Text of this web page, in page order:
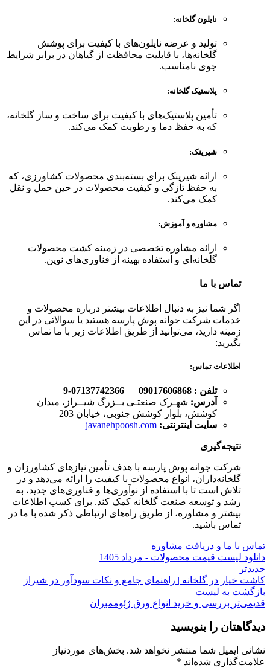
نایلون گلخانه:
تولید و عرضه نایلون‌های با کیفیت برای پوشش
گلخانه‌ها، با قابلیت محافظت از گیاهان در برابر شرایط
جوی نامناسب.
پلاستیک گلخانه:
تأمین پلاستیک‌های با کیفیت برای ساخت و ساز گلخانه،
که به حفظ دما و رطوبت کمک می‌کند.
شیرینک:
ارائه شیرینک برای بسته‌بندی محصولات کشاورزی، که
به حفظ تازگی و کیفیت محصولات در حین حمل و نقل
کمک می‌کند.
مشاوره و آموزش:
ارائه مشاوره تخصصی در زمینه کشت محصولات
گلخانه‌ای و استفاده بهینه از فناوری‌های نوین.
تماس با ما
اگر شما نیز به دنبال اطلاعات بیشتر درباره محصولات و
خدمات شرکت جوانه پوش پارسه هستید یا سوالاتی در این
زمینه دارید، می‌توانید از طریق اطلاعات زیر با ما تماس
بگیرید:
اطلاعات تماس:
تلفن :‌ 09017606868 07137742366-9
آدرس: شهـرک صنعتـی بــزرگ شیــراز، میدان
کوشش، بلوار کوشش جنوبی، خیابان 203
سایت اینترنتی:
javanehpoosh.com
نتیجه‌گیری
شرکت جوانه پوش پارسه با هدف تأمین نیازهای کشاورزان و
گلخانه‌داران، انواع محصولات با کیفیت را ارائه می‌دهد و در
تلاش است تا با استفاده از نوآوری‌ها و فناوری‌های جدید، به
رشد و توسعه صنعت گلخانه کمک کند. برای کسب اطلاعات
بیشتر و مشاوره، از طریق راه‌های ارتباطی ذکر شده با ما در
تماس باشید.
تماس با ما و دریافت مشاوره
دانلود لیست قیمت محصولات - مرداد 1405
جدیدتر
کاشت خیار در گلخانه | راهنمای جامع و نکات سودآور در شیراز
بازگشت به لیست
قدیمی‌تر بررسی و خرید انواع ورق ژئوممبران
دیدگاهتان را بنویسید
نشانی ایمیل شما منتشر نخواهد شد. بخش‌های موردنیاز
علامت‌گذاری شده‌اند *